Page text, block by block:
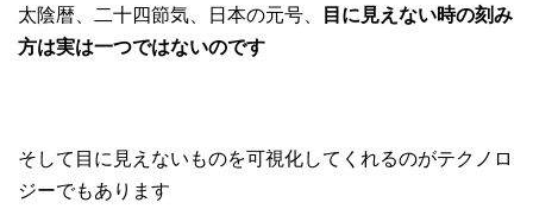
太陰暦、二十四節気、日本の元号、 目に見えない時の刻み
方は実は一つではないのです
そして目に見えないものを可視化してくれるのがテクノロ
ジーでもあります